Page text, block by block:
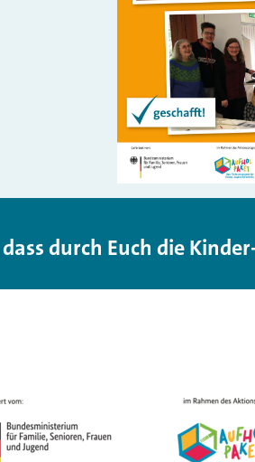
dass durch Euch die